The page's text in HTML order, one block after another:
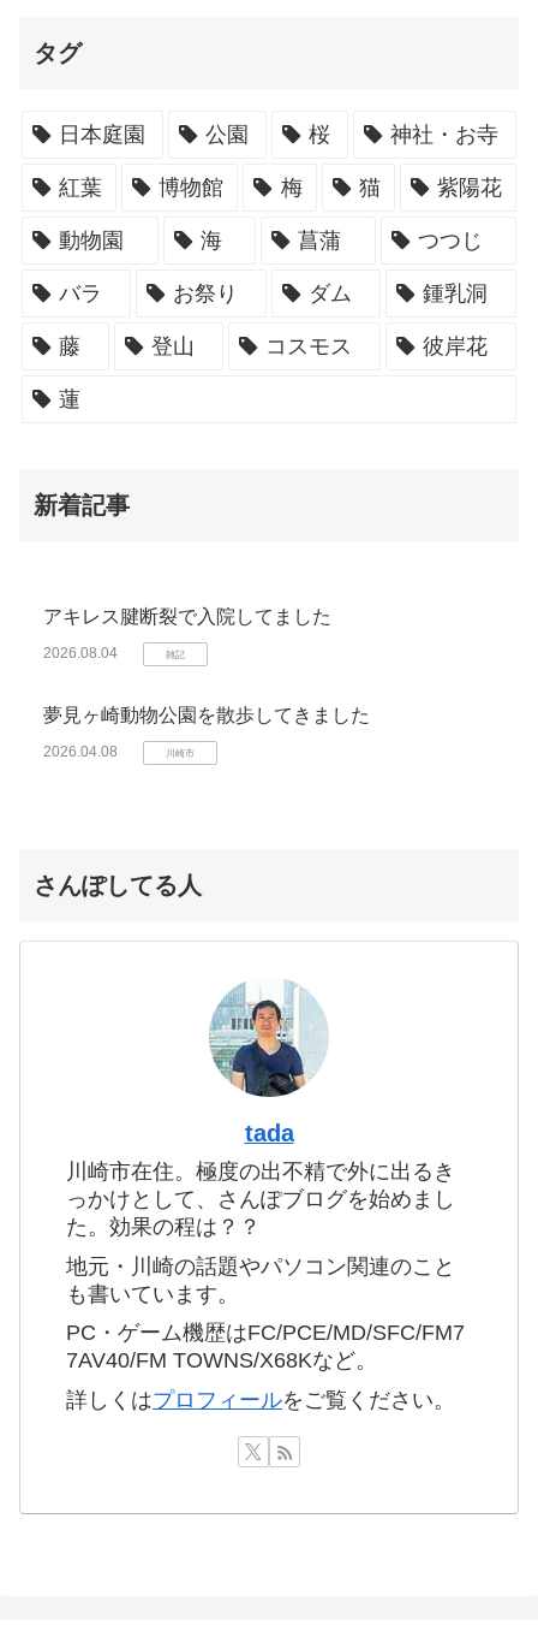
タグ
日本庭園 公園 桜 神社・お寺
紅葉 博物館 梅 猫 紫陽花
動物園 海 菖蒲 つつじ
バラ お祭り ダム 鍾乳洞
藤 登山 コスモス 彼岸花
蓮
新着記事
アキレス腱断裂で入院してました
2026.08.04 雑記
夢見ヶ崎動物公園を散歩してきました
2026.04.08 川崎市
さんぽしてる人
tada
川崎市在住。極度の出不精で外に出るき
っかけとして、さんぽブログを始めまし
た。効果の程は？？
地元・川崎の話題やパソコン関連のこと
も書いています。
PC・ゲーム機歴はFC/PCE/MD/SFC/FM7
7AV40/FM TOWNS/X68Kなど。
詳しくはプロフィールをご覧ください。